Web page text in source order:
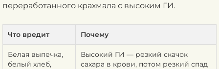
переработанного крахмала с высоким ГИ.
Что вредит Почему
Белая выпечка,
белый хлеб,
Высокий ГИ — резкий скачок
сахара в крови, потом резкий спад